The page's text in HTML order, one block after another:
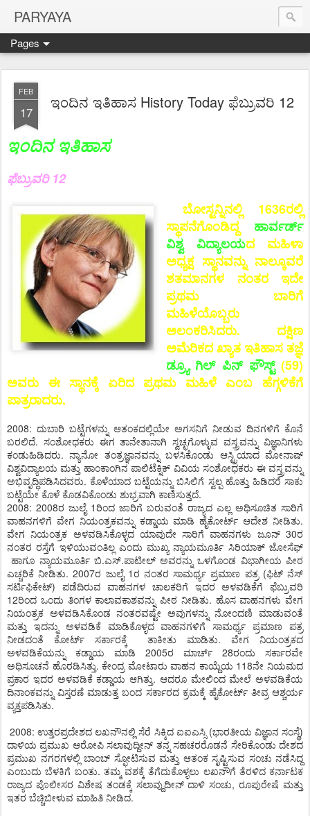
PARYAYA
Pages
FEB
17
ಇಂದಿನ ಇತಿಹಾಸ History Today ಫೆಬ್ರುವರಿ 12
ಇಂದಿನ ಇತಿಹಾಸ
ಫೆಬ್ರುವರಿ 12
ಬೋಸ್ಟನ್ನಿನಲ್ಲಿ 1636ರಲ್ಲಿ
ಸ್ಥಾಪನೆಗೊಂಡಿದ್ದ ಹಾರ್ವರ್ಡ್
ವಿಶ್ವ ವಿದ್ಯಾಲಯದ ಮಹಿಳಾ
ಅಧ್ಯಕ್ಷ ಸ್ಥಾನವನ್ನು ನಾಲ್ಕೂವರೆ
ಶತಮಾನಗಳ ನಂತರ ಇದೇ
ಪ್ರಥಮ ಬಾರಿಗೆ
ಮಹಿಳೆಯೊಬ್ಬರು
ಅಲಂಕರಿಸಿದರು. ದಕ್ಷಿಣ
ಅಮೆರಿಕದ ಖ್ಯಾತ ಇತಿಹಾಸ ತಜ್ಞೆ
ಡ್ರ್ಯೂ ಗಿಲ್ ಪಿನ್ ಫೌಸ್ಟ್(59)
ಅವರು ಈ ಸ್ಥಾನಕ್ಕೆ ಏರಿದ ಪ್ರಥಮ ಮಹಿಳೆ ಎಂಬ ಹೆಗ್ಗಳಿಕೆಗೆ
ಪಾತ್ರರಾದರು.
2008: ದುಬಾರಿ ಬಟ್ಟೆಗಳನ್ನು ಆತಂಕದಲ್ಲಿಯೇ ಅಗಸನಿಗೆ ನೀಡುವ ದಿನಗಳಿಗೆ ಕೊನೆ
ಬರಲಿದೆ. ಸಂಶೋಧಕರು ಈಗ ತಾನೇತಾನಾಗಿ ಸ್ವಚ್ಛಗೊಳ್ಳುವ ವಸ್ತ್ರವನ್ನು ವಿಜ್ಞಾನಿಗಳು
ಕಂಡುಹಿಡಿದರು. ನ್ಯಾನೋ ತಂತ್ರಜ್ಞಾನವನ್ನು ಬಳಸಿಕೊಂಡು ಆಸ್ಟ್ರಿಯಾದ ಮೋನಾಷ್
ವಿಶ್ವವಿದ್ಯಾಲಯ ಮತ್ತು ಹಾಂಕಾಂಗಿನ ಪಾಲಿಟೆಕ್ನಿಕ್ ವಿವಿಯ ಸಂಶೋಧಕರು ಈ ವಸ್ತ್ರವನ್ನು
ಅಭಿವೃದ್ಧಿಪಡಿಸಿದವರು. ಕೊಳೆಯಾದ ಬಟ್ಟೆಯನ್ನು ಬಿಸಿಲಿಗೆ ಸ್ವಲ್ಪ ಹೊತ್ತು ಹಿಡಿದರೆ ಸಾಕು
ಬಟ್ಟೆಯೇ ಕೊಳೆ ಕೊಡವಿಕೊಂಡು ಶುಭ್ರವಾಗಿ ಕಾಣಿಸುತ್ತದೆ.
2008: 2008ರ ಜುಲೈ 1ರಿಂದ ಜಾರಿಗೆ ಬರುವಂತೆ ರಾಜ್ಯದ ಎಲ್ಲ ಅಧಿಸೂಚಿತ ಸಾರಿಗೆ
ವಾಹನಗಳಿಗೆ ವೇಗ ನಿಯಂತ್ರಕವನ್ನು ಕಡ್ಡಾಯ ಮಾಡಿ ಹೈಕೋರ್ಟ್ ಆದೇಶ ನೀಡಿತು.
ವೇಗ ನಿಯಂತ್ರಕ ಅಳವಡಿಸಿಕೊಳ್ಳದ ಯಾವುದೇ ಸಾರಿಗೆ ವಾಹನಗಳು ಜೂನ್ 30ರ
ನಂತರ ರಸ್ತೆಗೆ ಇಳಿಯುವಂತಿಲ್ಲ ಎಂದು ಮುಖ್ಯ ನ್ಯಾಯಮೂರ್ತಿ ಸಿರಿಯಾಕ್ ಜೋಸೆಫ್
ಹಾಗೂ ನ್ಯಾಯಮೂರ್ತಿ ಬಿ.ಎಸ್.ಪಾಟೀಲ್ ಅವರನ್ನು ಒಳಗೊಂಡ ವಿಭಾಗೀಯ ಪೀಠ
ಎಚ್ಚರಿಕೆ ನೀಡಿತು. 2007ರ ಜುಲೈ 1ರ ನಂತರ ಸಾಮರ್ಥ್ಯ ಪ್ರಮಾಣ ಪತ್ರ (ಫಿಟ್ ನೆಸ್
ಸರ್ಟಿಫಿಕೇಟ್) ಪಡೆದಿರುವ ವಾಹನಗಳ ಚಾಲಕರಿಗೆ ಇದರ ಅಳವಡಿಕೆಗೆ ಫೆಬ್ರುವರಿ
12ರಿಂದ ಒಂದು ತಿಂಗಳ ಕಾಲಾವಕಾಶವನ್ನು ಪೀಠ ನೀಡಿತು. ಹೊಸ ವಾಹನಗಳು ವೇಗ
ನಿಯಂತ್ರಕ ಅಳವಡಿಸಿಕೊಂಡ ನಂತರವಷ್ಟೇ ಅವುಗಳನ್ನು ನೋಂದಣಿ ಮಾಡುವಂತೆ
ಮತ್ತು ಇದನ್ನು ಅಳವಡಿಕೆ ಮಾಡಿಕೊಳ್ಳದ ವಾಹನಗಳಿಗೆ ಸಾಮರ್ಥ್ಯ ಪ್ರಮಾಣ ಪತ್ರ
ನೀಡದಂತೆ ಕೋರ್ಟ್ ಸರ್ಕಾರಕ್ಕೆ ತಾಕೀತು ಮಾಡಿತು. ವೇಗ ನಿಯಂತ್ರಕದ
ಅಳವಡಿಕೆಯನ್ನು ಕಡ್ಡಾಯ ಮಾಡಿ 2005ರ ಮಾರ್ಚ್ 28ರಂದು ಸರ್ಕಾರವೇ
ಅಧಿಸೂಚನೆ ಹೊರಡಿಸಿತ್ತು. ಕೇಂದ್ರ ಮೋಟಾರು ವಾಹನ ಕಾಯ್ದೆಯ 118ನೇ ನಿಯಮದ
ಪ್ರಕಾರ ಇದರ ಅಳವಡಿಕೆ ಕಡ್ಡಾಯ ಆಗಿತ್ತು. ಆದರೂ ಮೇಲಿಂದ ಮೇಲೆ ಅಳವಡಿಕೆಯ
ದಿನಾಂಕವನ್ನು ವಿಸ್ತರಣೆ ಮಾಡುತ್ತ ಬಂದ ಸರ್ಕಾರದ ಕ್ರಮಕ್ಕೆ ಹೈಕೋರ್ಟ್ ತೀವ್ರ ಆಶ್ಚರ್ಯ
ವ್ಯಕ್ತಪಡಿಸಿತು.
2008: ಉತ್ತರಪ್ರದೇಶದ ಲಖನೌನಲ್ಲಿ ಸೆರೆ ಸಿಕ್ಕಿದ ಐಐಎಸ್ಸಿ (ಭಾರತೀಯ ವಿಜ್ಞಾನ ಸಂಸ್ಥೆ)
ದಾಳಿಯ ಪ್ರಮುಖ ಆರೋಪಿ ಸಲಾವುದ್ದೀನ್ ತನ್ನ ಸಹಚರರೊಡನೆ ಸೇರಿಕೊಂಡು ದೇಶದ
ಪ್ರಮುಖ ನಗರಗಳಲ್ಲಿ ಬಾಂಬ್ ಸ್ಫೋಟಿಸುವ ಮತ್ತು ಆತಂಕ ಸೃಷ್ಟಿಸುವ ಸಂಚು ನಡೆಸಿದ್ದ
ಎಂಬುದು ಬೆಳಕಿಗೆ ಬಂತು. ತಮ್ಮ ವಶಕ್ಕೆ ತೆಗೆದುಕೊಳ್ಳಲು ಲಖನೌಗೆ ತೆರಳಿದ ಕರ್ನಾಟಕ
ರಾಜ್ಯದ ಪೊಲೀಸರ ವಿಶೇಷ ತಂಡಕ್ಕೆ ಸಲಾವ್ದುದೀನ್ ದಾಳಿ ಸಂಚು, ರೂಪುರೇಷೆ ಮತ್ತು
ಇತರ ಬೆಚ್ಚಿಬೀಳುವ ಮಾಹಿತಿ ನೀಡಿದ.